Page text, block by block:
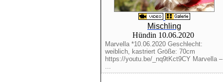
Mischling
Hündin 10.06.2020
Marvella *10.06.2020 Geschlecht:
weiblich, kastriert Größe: 70cm
https://youtu.be/_nq9tKct9CY Marvella –
...